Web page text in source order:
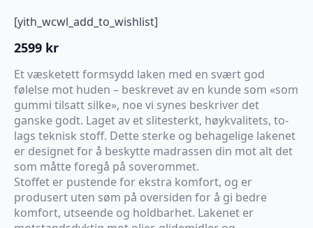
[yith_wcwl_add_to_wishlist]
2599 kr
Et væsketett formsydd laken med en svært god
følelse mot huden – beskrevet av en kunde som «som
gummi tilsatt silke», noe vi synes beskriver det
ganske godt. Laget av et slitesterkt, høykvalitets, to-
lags teknisk stoff. Dette sterke og behagelige lakenet
er designet for å beskytte madrassen din mot alt det
som måtte foregå på soverommet.
Stoffet er pustende for ekstra komfort, og er
produsert uten søm på oversiden for å gi bedre
komfort, utseende og holdbarhet. Lakenet er